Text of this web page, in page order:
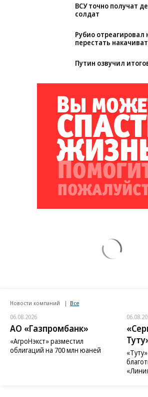
ВСУ точно получат
солдат
Рубио отреагировал
перестать
Путин озвучил
Новости компаний Все
06.08.2026
АО «Газпромбанк»
«АгроНэкст» разместил
облигаций на 700 млн юаней